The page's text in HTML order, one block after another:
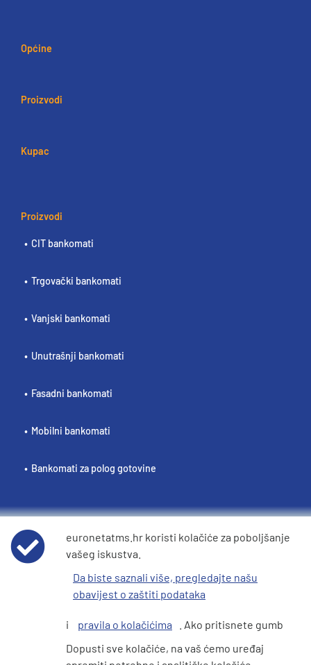
Općine
Proizvodi
Kupac
Proizvodi
CIT bankomati
Trgovački bankomati
Vanjski bankomati
Unutrašnji bankomati
Fasadni bankomati
Mobilni bankomati
Bankomati za polog gotovine
Politika / Pravila
Pravila o kolačićima
euronetatms.hr koristi kolačiće za poboljšanje
vašeg iskustva.
Da biste saznali više, pregledajte našu
obavijest o zaštiti podataka
i pravila o kolačićima
. Ako pritisnete gumb
Dopusti sve kolačiće, na vaš ćemo uređaj